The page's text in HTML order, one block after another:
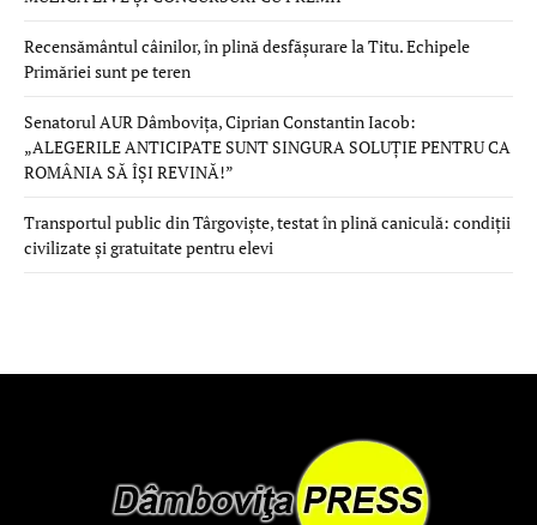
Recensământul câinilor, în plină desfășurare la Titu. Echipele
Primăriei sunt pe teren
Senatorul AUR Dâmbovița, Ciprian Constantin Iacob:
„ALEGERILE ANTICIPATE SUNT SINGURA SOLUȚIE PENTRU CA
ROMÂNIA SĂ ÎȘI REVINĂ!”
Transportul public din Târgoviște, testat în plină caniculă: condiții
civilizate și gratuitate pentru elevi